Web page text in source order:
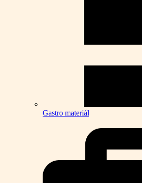
Gastro materiál